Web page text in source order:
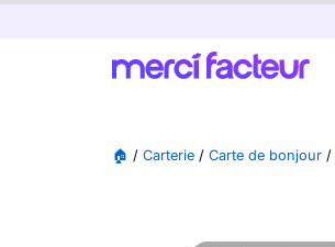
🏠 / Carterie / Carte de bonjour /